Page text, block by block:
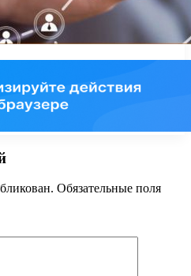
Обязательные поля